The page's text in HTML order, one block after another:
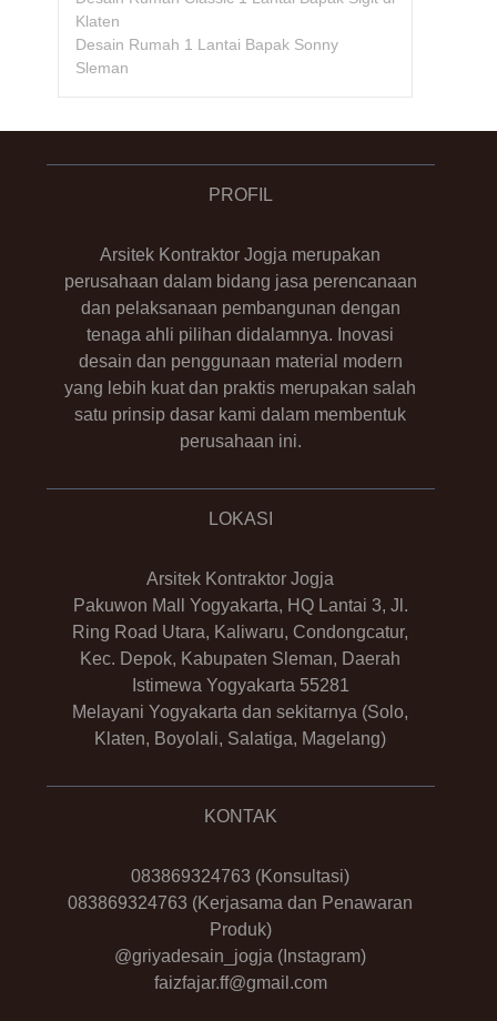
Klaten
Desain Rumah 1 Lantai Bapak Sonny
Sleman
PROFIL
Arsitek Kontraktor Jogja merupakan
perusahaan dalam bidang jasa perencanaan
dan pelaksanaan pembangunan dengan
tenaga ahli pilihan didalamnya. Inovasi
desain dan penggunaan material modern
yang lebih kuat dan praktis merupakan salah
satu prinsip dasar kami dalam membentuk
perusahaan ini.
LOKASI
Arsitek Kontraktor Jogja
Pakuwon Mall Yogyakarta, HQ Lantai 3, Jl.
Ring Road Utara, Kaliwaru, Condongcatur,
Kec. Depok, Kabupaten Sleman, Daerah
Istimewa Yogyakarta 55281
Melayani Yogyakarta dan sekitarnya (Solo,
Klaten, Boyolali, Salatiga, Magelang)
KONTAK
083869324763 (Konsultasi)
083869324763 (Kerjasama dan Penawaran
Produk)
@griyadesain_jogja (Instagram)
faizfajar.ff@gmail.com